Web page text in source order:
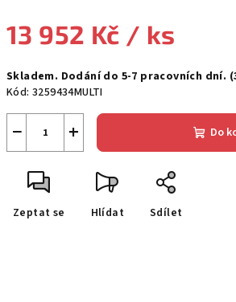
13 952 Kč / ks
cena:
Skladem. Dodání do 5-7 pracovních dní.
Kód: 3259434MULTI
+
− Do
Zeptat se Hlídat Sdílet